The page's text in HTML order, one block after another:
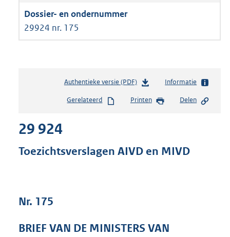
29924 nr. 175
Authentieke versie (PDF)b
s
d
s
e
Informatie
Gerelateerd Printen Delen
29 924
Toezichtsverslagen AIVD en MIVD
Nr. 175
BRIEF VAN DE MINISTERS VAN